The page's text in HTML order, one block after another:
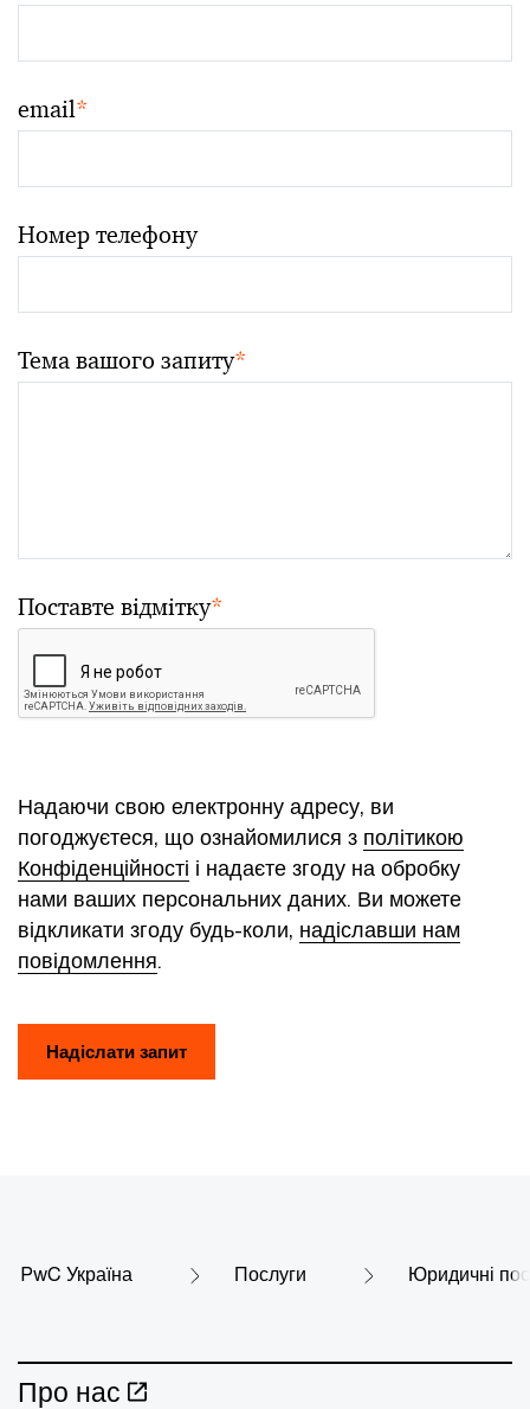
email*
Номер телефону
Тема вашого запиту*
Поставте відмітку*
Надаючи свою електронну адресу, ви
погоджуєтеся, що ознайомилися з політикою
Конфіденційності і надаєте згоду на обробку
нами ваших персональних даних. Ви можете
відкликати згоду будь-коли, надіславши нам
повідомлення.
Надіслати запит
PwC Україна Послуги Юридичні
Про нас